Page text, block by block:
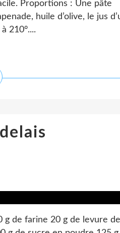
Proportions : Une pâte
huile d’olive, le jus
210°....
g de farine 20 g de levure de